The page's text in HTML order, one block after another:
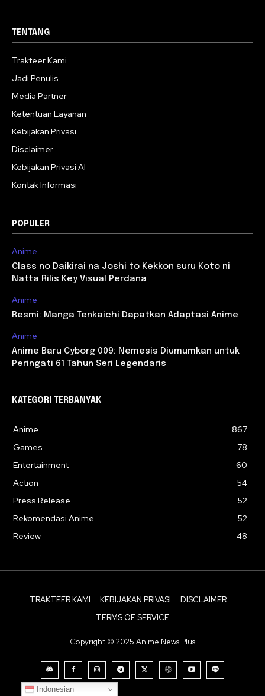
TENTANG
Trakteer Kami
Jadi Penulis
Media Partner
Ketentuan Layanan
Kebijakan Privasi
Disclaimer
Kebijakan Privasi AI
Kontak Informasi
POPULER
Anime
Class no Daikirai na Joshi to Kekkon suru Koto ni
Natta Rilis Key Visual Perdana
Anime
Resmi: Manga Tenkaichi Dapatkan Adaptasi Anime
Anime
Anime Baru Cyborg 009: Nemesis Diumumkan untuk
Peringati 61 Tahun Seri Legendaris
KATEGORI TERBANYAK
Anime
867
Games
78
Entertainment
60
Action
54
Press Release
52
Rekomendasi Anime
52
Review
48
TRAKTEER KAMI KEBIJAKAN PRIVASI
DISCLAIMER
TERMS OF SERVICE
Copyright © 2025 Anime News Plus
Indonesian